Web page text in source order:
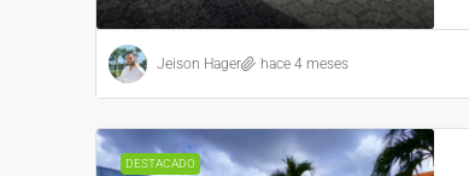
Jeison Hager hace 4 meses
DESTACADO